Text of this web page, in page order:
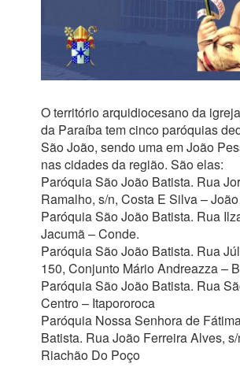
O território arquidiocesano da
da Paraíba tem cinco paróquias
São João, sendo uma em João
nas cidades da região. São elas:
Paróquia São João Batista. Rua
Ramalho, s/n, Costa E Silva –
Paróquia São João Batista. Rua
Jacumã – Conde.
Paróquia São João Batista. Rua
150, Conjunto Mário Andreazza –
Paróquia São João Batista. Rua
Centro – Itapororoca
Paróquia Nossa Senhora de
Batista. Rua João Ferreira Alves,
Riachão Do Poço